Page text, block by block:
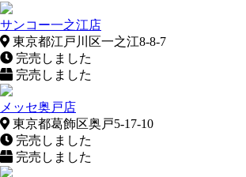
サンコー一之江店
東京都江戸川区一之江8-8-7
完売しました
完売しました
メッセ奥戸店
東京都葛飾区奥戸5-17-10
完売しました
完売しました